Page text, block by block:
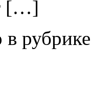
[…]
в